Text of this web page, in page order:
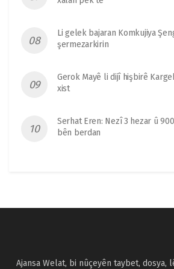
Li gelek bajaran Komkujiya
şermezarkirin
Gerok Mayê li dijî hişbirê
xist
Serhat Eren: Nezî 3 hezar û
bên berdan
Ajansa Welat, bi nûçeyên taybet, dosya,